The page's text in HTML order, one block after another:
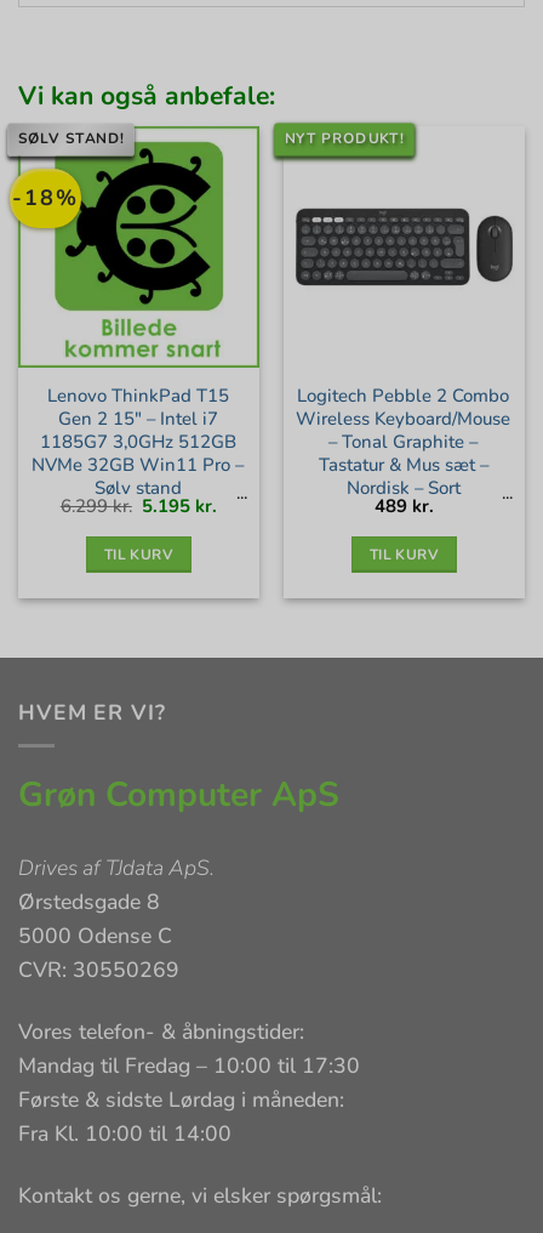
Vi kan også anbefale:
-18%
SØLV STAND!
Lenovo ThinkPad T15
Gen 2 15″ – Intel i7
1185G7 3,0GHz 512GB
NVMe 32GB Win11 Pro –
Sølv stand
6.299kr. Den
oprindelige
pris
5.195 kr. Den
TIL KURV
NYT PRODUKT!
Logitech Pebble 2 Combo
Wireless Keyboard/Mouse
– Tonal Graphite –
Tastatur & Mus sæt –
Nordisk – Sort
489 kr.
TIL KURV
HVEM ER VI?
Grøn Computer ApS
Drives afTJdata ApS.
Ørstedsgade 8
5000 Odense C
CVR: 30550269
Vores telefon- & åbningstider:
Mandag til Fredag – 10:00 til 17:30
Første & sidste Lørdag i måneden:
Fra Kl. 10:00 til 14:00
Kontakt os gerne, vi elsker spørgsmål: